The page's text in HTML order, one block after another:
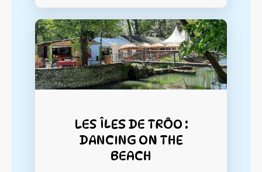
LES ÎLES DE TRÔO :
DANCING ON THE
BEACH